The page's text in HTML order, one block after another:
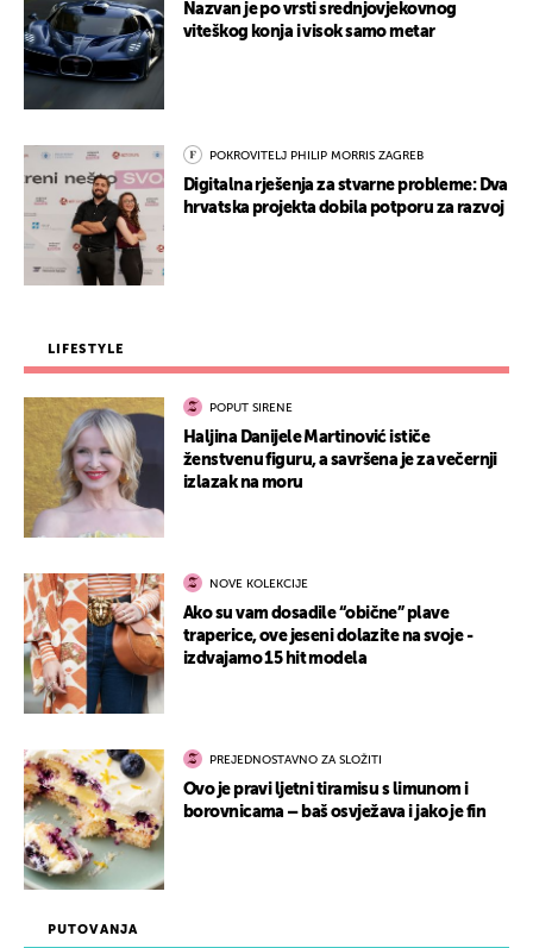
PUTOVANJA
Nazvan je po vrsti srednjovjekovnog
viteškog konja i visok samo metar
POKROVITELJ PHILIP MORRIS ZAGREB
Digitalna rješenja za stvarne probleme: Dva
hrvatska projekta dobila potporu za razvoj
LIFESTYLE
POPUT SIRENE
Haljina Danijele Martinović ističe
ženstvenu figuru, a savršena je za večernji
izlazak na moru
NOVE KOLEKCIJE
Ako su vam dosadile “obične” plave
traperice, ove jeseni dolazite na svoje -
izdvajamo 15 hit modela
PREJEDNOSTAVNO ZA SLOŽITI
Ovo je pravi ljetni tiramisu s limunom i
borovnicama – baš osvježava i jako je fin